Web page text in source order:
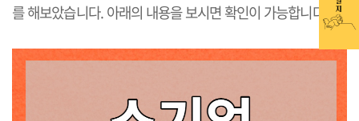
를 해보았습니다. 아래의 내용을 보시면 확인이 가능합니다.